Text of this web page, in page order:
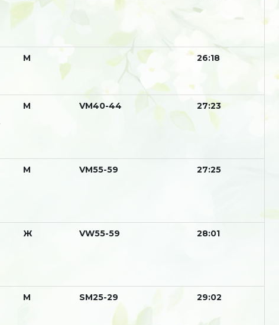
М 26:18
М VM40-44 27:23
М VM55-59 27:25
Ж VW55-59 28:01
М SM25-29 29:02